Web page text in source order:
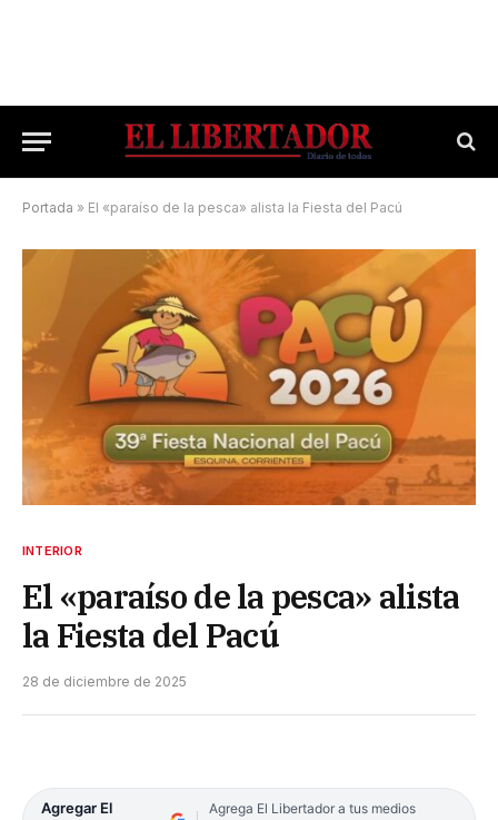
Portada » El «paraíso de la pesca» alista la Fiesta del Pacú
INTERIOR
El «paraíso de la pesca» alista
la Fiesta del Pacú
28 de diciembre de 2025
Agregar El
Agrega El Libertador a tus medios